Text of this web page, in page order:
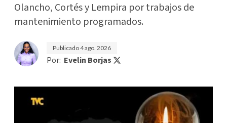
Olancho, Cortés y Lempira por trabajos de
mantenimiento programados.
Publicado4 ago. 2026
Por: Evelin Borjas